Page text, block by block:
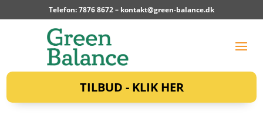
Telefon: 7876 8672 – kontakt@green-balance.dk
TILBUD - KLIK HER